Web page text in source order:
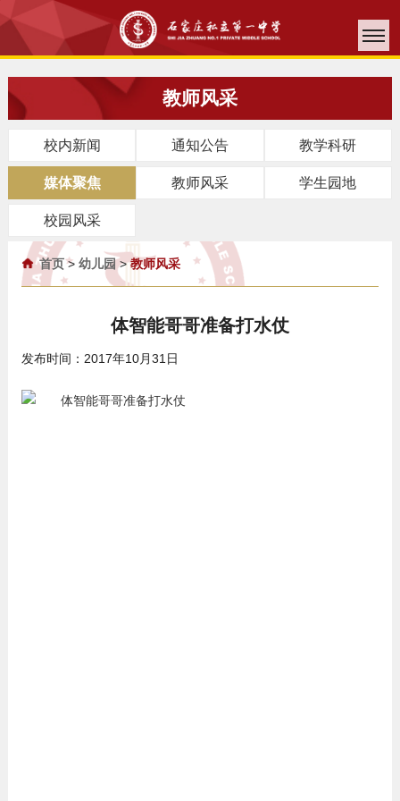
教师风采
校内新闻 通知公告 教学科研
媒体聚焦 教师风采 学生园地
校园风采
首页> 幼儿园>教师风采
体智能哥哥准备打水仗
发布时间：2017年10月31日